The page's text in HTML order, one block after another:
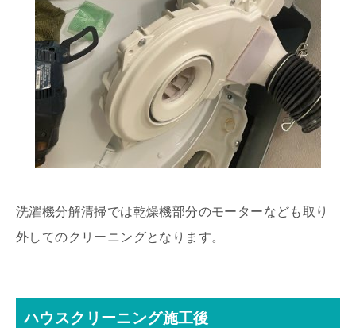
洗濯機分解清掃では乾燥機部分のモーターなども取り
外してのクリーニングとなります。
ハウスクリーニング施工後